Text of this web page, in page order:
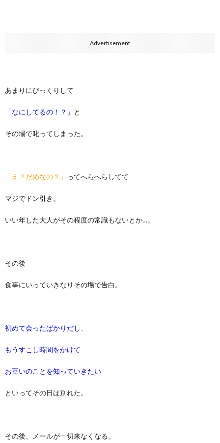
Advertisement
あまりにびっくりして
「なにしてるの！？」 と
その場で叱ってしまった。
「え？だめなの？」 ってへらへらしてて
マジでドン引き。
いい年した大人がその程度の常識もないとか…。
その後
食事にいっていきなりその場で告白。
初めて会ったばかりだし、
もうすこし時間をかけて
お互いのことを知っていきたい
といってその日は別れた。
その後、メールが一切来なくなる。